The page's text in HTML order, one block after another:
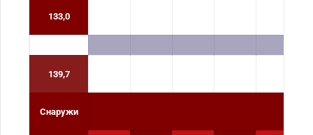
133,0
139,7
Снаружи